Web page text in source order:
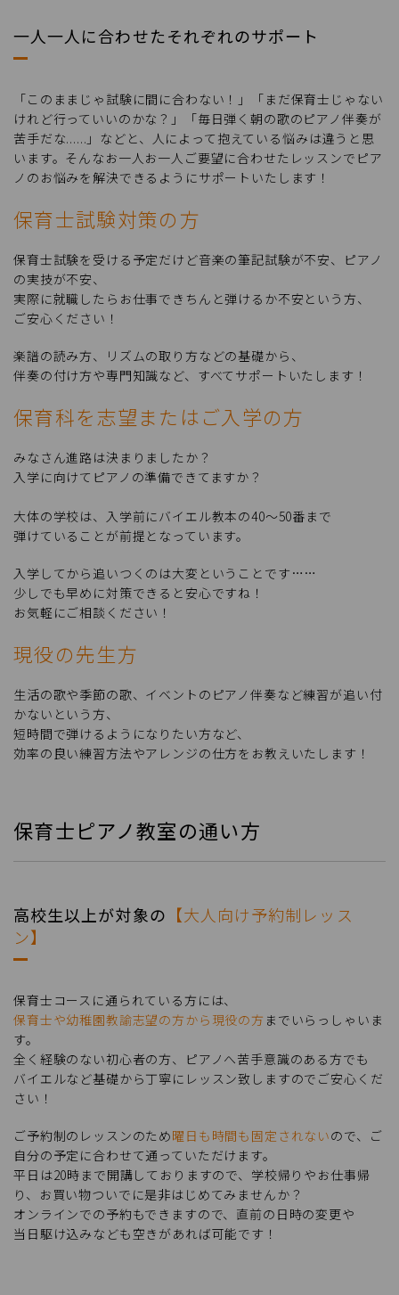
一人一人に合わせたそれぞれのサポート
「このままじゃ試験に間に合わない！」「まだ保育士じゃない
けれど行っていいのかな？」「毎日弾く朝の歌のピアノ伴奏が
苦手だな......」などと、人によって抱えている悩みは違うと思
います。そんなお一人お一人ご要望に合わせたレッスンでピア
ノのお悩みを解決できるようにサポートいたします！
保育士試験対策の方
保育士試験を受ける予定だけど音楽の筆記試験が不安、ピアノ
の実技が不安、
実際に就職したらお仕事できちんと弾けるか不安という方、
ご安心ください！
楽譜の読み方、リズムの取り方などの基礎から、
伴奏の付け方や専門知識など、すべてサポートいたします！
保育科を志望またはご入学の方
みなさん進路は決まりましたか？
入学に向けてピアノの準備できてますか？
大体の学校は、入学前にバイエル教本の40～50番まで
弾けていることが前提となっています。
入学してから追いつくのは大変ということです……
少しでも早めに対策できると安心ですね！
お気軽にご相談ください！
現役の先生方
生活の歌や季節の歌、イベントのピアノ伴奏など練習が追い付
かないという方、
短時間で弾けるようになりたい方など、
効率の良い練習方法やアレンジの仕方をお教えいたします！
保育士ピアノ教室の通い方
高校生以上が対象の 【大人向け予約制レッス
ン】
保育士コースに通られている方には、
保育士や幼稚園教諭志望の方から現役の方 までいらっしゃいま
す。
全く経験のない初心者の方、ピアノへ苦手意識のある方でも
バイエルなど基礎から丁寧にレッスン致しますのでご安心くだ
さい！
ご予約制のレッスンのため曜日も時間も固定されないので、ご
自分の予定に合わせて通っていただけます。
平日は20時まで開講しておりますので、学校帰りやお仕事帰
り、お買い物ついでに是非はじめてみませんか？
オンラインでの予約もできますので、直前の日時の変更や
当日駆け込みなども空きがあれば可能です！